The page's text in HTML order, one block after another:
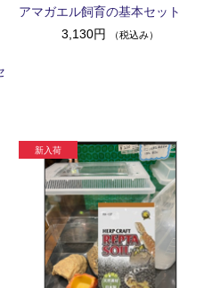
アマガエル飼育の基本セット
3,130円
（税込み）